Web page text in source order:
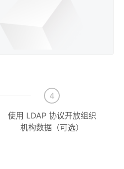
4
使用 LDAP 协议开放组织
机构数据（可选）